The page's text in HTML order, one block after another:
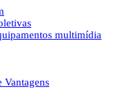
multimídia
Vantagens